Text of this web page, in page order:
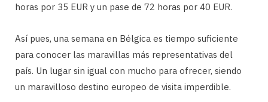
horas por 35 EUR y un pase de 72 horas por 40 EUR.
Así pues, una semana en Bélgica es tiempo suficiente
para conocer las maravillas más representativas del
país. Un lugar sin igual con mucho para ofrecer, siendo
un maravilloso destino europeo de visita imperdible.